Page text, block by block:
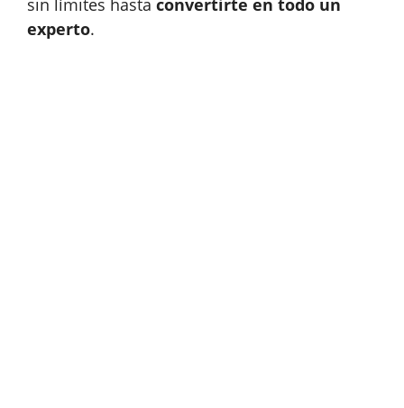
experto.